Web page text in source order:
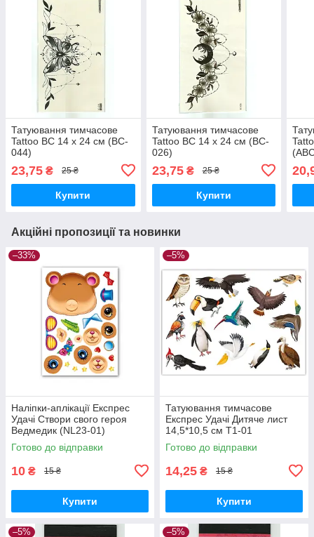
Татуювання тимчасове
Tattoo BC 14 х 24 см (BC-
044)
23,75 ₴ 25 ₴
Купити
Татуювання тимчасове
Tattoo BC 14 х 24 см (BC-
026)
23,75₴ 25 ₴
Купити
Акційні пропозиції та новинки
–33%
Наліпки-аплікації Експрес
Удачі Створи свого героя
Ведмедик (NL23-01)
Готово до відправки
10 ₴ 15 ₴
Купити
–5%
Татуювання тимчасове
Експрес Удачі Дитяче лист
14,5*10,5 см Т1-01
Готово до відправки
14,25 ₴ 15 ₴
Купити
–5% –5%